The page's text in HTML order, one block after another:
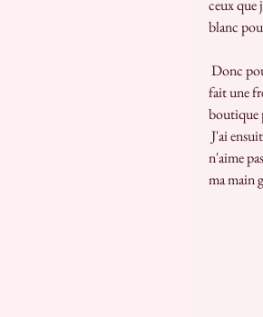
ceux que
blanc
fait une
boutique
n'aime
ma main